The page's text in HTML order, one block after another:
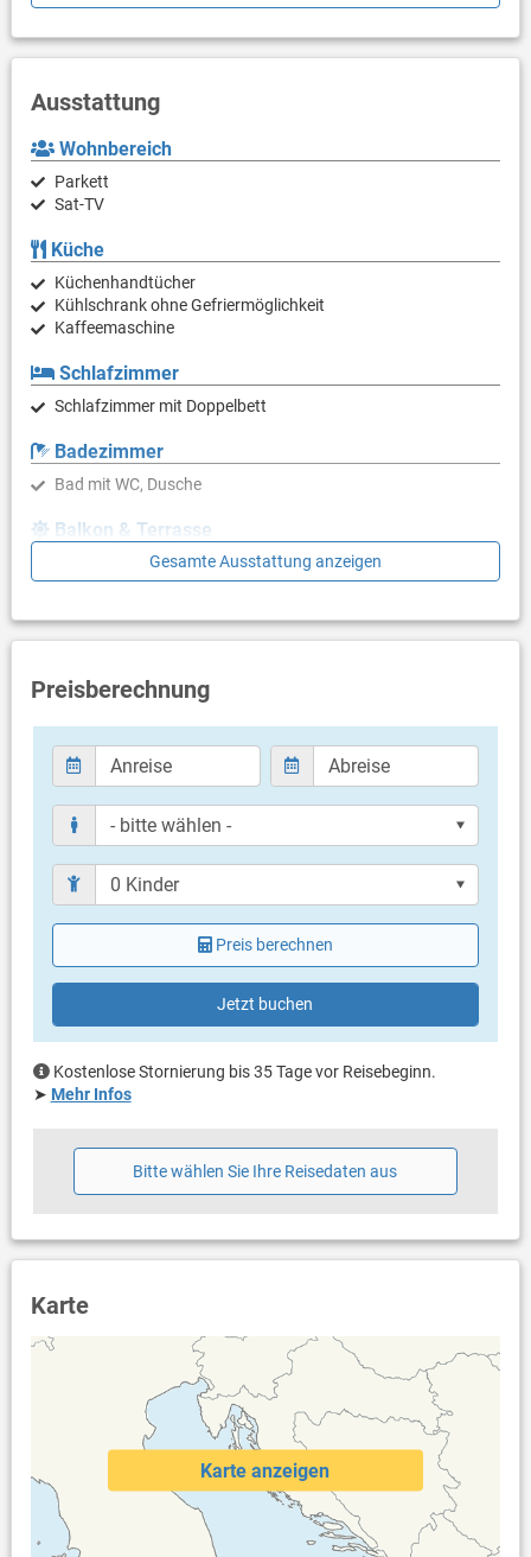
alles ist ein Raum. Es hat ein Badezimmer. Im Studio gibt es
Ausstattung
Wohnbereich
Parkett
Sat-TV
Küche
Küchenhandtücher
Kühlschrank ohne Gefriermöglichkeit
Kaffeemaschine
Schlafzimmer
Schlafzimmer mit Doppelbett
Badezimmer
Bad mit WC, Dusche
Balkon & Terrasse
gemeinsame Terrasse
Terrassengröße: 50 m²
Weitere Informationen
Privater Parkplatz auf dem Grundstück
Haustier nicht erlaubt
Klimaanlage im Preis inklusive
Eigentümer lebt im gleichen Haus
Bettwäsche vorhanden
Fön
Internet per WLAN
Safe
Gesamte Ausstattung anzeigen
Preisberechnung
Preis berechnen
Jetzt buchen
Kostenlose Stornierung bis 35 Tage vor Reisebeginn.
➤ Mehr Infos
Bitte wählen Sie Ihre Reisedaten aus
Karte
Karte anzeigen